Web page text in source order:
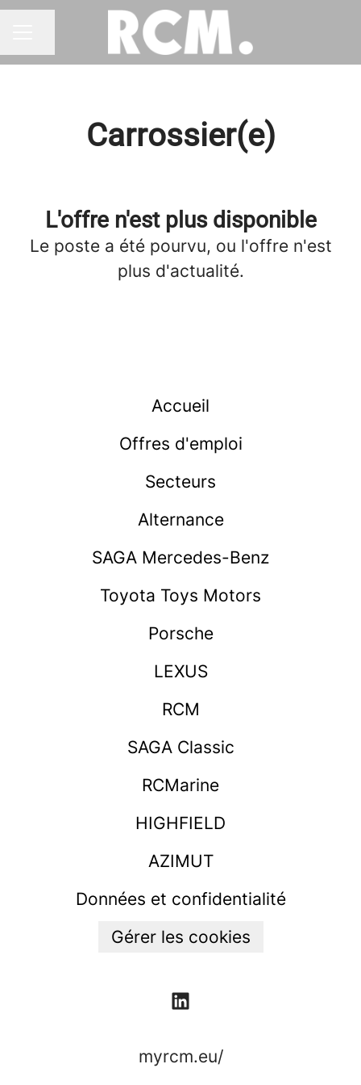
Partager la page
Carrossier(e)
L'offre n'est plus disponible
Le poste a été pourvu, ou l'offre n'est
plus d'actualité.
Accueil
Offres d'emploi
Secteurs
Alternance
SAGA Mercedes-Benz
Toyota Toys Motors
Porsche
LEXUS
RCM
SAGA Classic
RCMarine
HIGHFIELD
AZIMUT
Données et confidentialité
Gérer les cookies
myrcm.eu/